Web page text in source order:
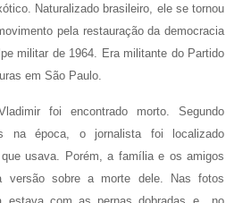
Naturalizado brasileiro, ele se tornou
pela restauração da democracia
militar de 1964. Era militante do Partido
em São Paulo.
foi encontrado morto. Segundo
na época, o jornalista foi localizado
usava. Porém, a família e os amigos
versão sobre a morte dele. Nas fotos